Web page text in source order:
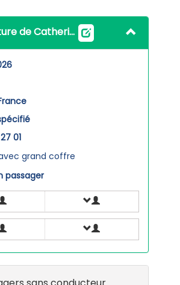
Voiture de Catherine
01
grand coffre
passager